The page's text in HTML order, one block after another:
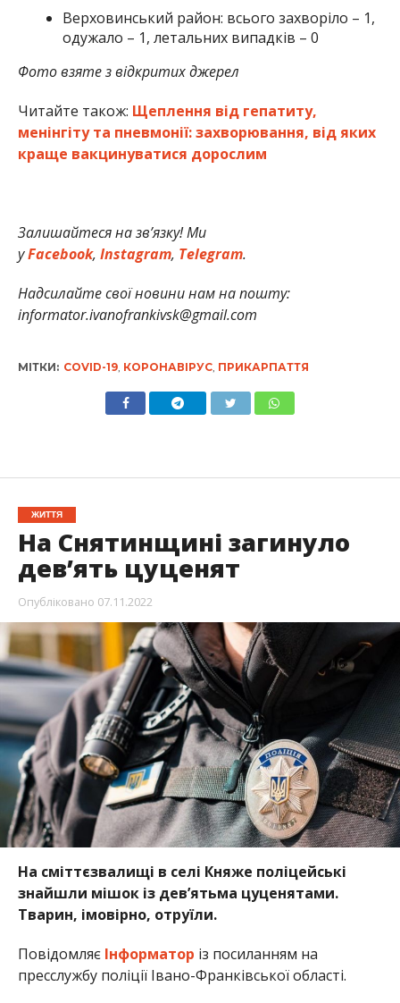
Верховинський район: всього захворіло – 1,
одужало – 1, летальних випадків – 0
Фото взяте з відкритих джерел
Читайте також: Щеплення від гепатиту,
менінгіту та пневмонії: захворювання, від яких
краще вакцинуватися дорослим
Залишайтеся на зв’язку! Ми
уFacebook, Instagram, Telegram.
Надсилайте свої новини нам на пошту:
informator.ivanofrankivsk@gmail.com
МІТКИ: COVID-19, КОРОНАВІРУС, ПРИКАРПАТТЯ
ЖИТТЯ
На Снятинщині загинуло
дев’ять цуценят
Опубліковано 07.11.2022
На сміттєзвалищі в селі Княже поліцейські
знайшли мішок із дев’ятьма цуценятами.
Тварин, імовірно, отруїли.
Повідомляє Інформатор із посиланням на
пресслужбу поліції Івано-Франківської області.